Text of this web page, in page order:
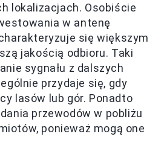
lokalizacjach. Osobiście
w antenę
się większym
jakością odbioru. Taki
sygnału z dalszych
przydaje się, gdy
lasów lub gór. Ponadto
przewodów w pobliżu
ponieważ mogą one